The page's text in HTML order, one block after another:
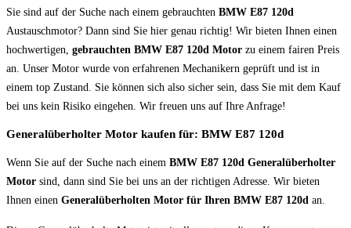
Sie sind auf der Suche nach einem gebrauchten BMW E87 120d
Austauschmotor? Dann sind Sie hier genau richtig! Wir bieten Ihnen einen
hochwertigen, gebrauchten BMW E87 120d Motor zu einem fairen Preis
an. Unser Motor wurde von erfahrenen Mechanikern geprüft und ist in
einem top Zustand. Sie können sich also sicher sein, dass Sie mit dem Kauf
bei uns kein Risiko eingehen. Wir freuen uns auf Ihre Anfrage!
Generalüberholter Motor kaufen für: BMW E87 120d
Wenn Sie auf der Suche nach einem BMW E87 120d Generalüberholter
Motor sind, dann sind Sie bei uns an der richtigen Adresse. Wir bieten
Ihnen einen Generalüberholten Motor für Ihren BMW E87 120d an.